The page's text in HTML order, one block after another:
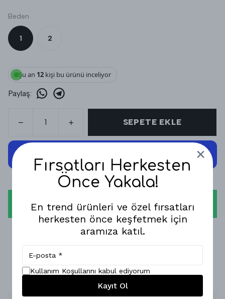
Beden
1 2
Şu an 12kişi bu ürünü inceliyor
Paylaş:
SEPETE EKLE
WHATSAPP
1-3 İŞ GÜNÜNDE KARGODA!
%100 MEMNUNİYET GARANTİSİ!
Fırsatları Herkesten
Önce Yakala!
En trend ürünleri ve özel fırsatları
herkesten önce keşfetmek için
aramıza katıl.
Kullanım Koşullarını kabul ediyorum
Kayıt Ol